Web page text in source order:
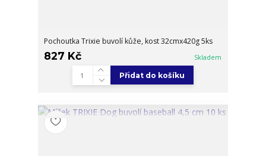
Pochoutka Trixie buvolí kůže, kost 32cmx420g 5ks
827 Kč Skladem
Přidat do košíku